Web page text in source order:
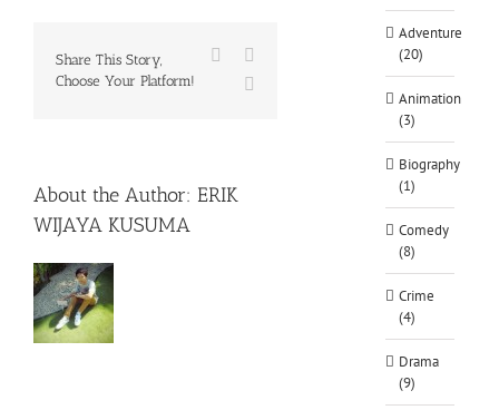
Share This Story,
Choose Your Platform!
Facebook
About the Author: ERIK
WIJAYA KUSUMA
Adventure
(20)
Animation
(3)
Biography
(1)
Comedy
(8)
Crime
(4)
Drama
(9)